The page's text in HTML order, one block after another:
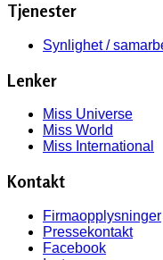
Tjenester
Synlighet /
Lenker
Miss Universe
Miss World
Miss International
Kontakt
Firmaopplysninger
Pressekontakt
Facebook